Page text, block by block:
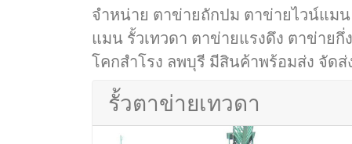
จำหน่าย ตาข่ายถักปม ตาข่ายไวน์แมน
แมน รั้วเทวดา ตาข่ายแรงดึง ตาข่าย
โคกสำโรง ลพบุรี มีสินค้าพร้อมส่ง จัดส่
รั้วตาข่ายเทวดา